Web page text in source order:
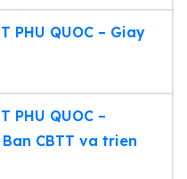
PHU QUOC – Giay
PHU QUOC –
CBTT va trien